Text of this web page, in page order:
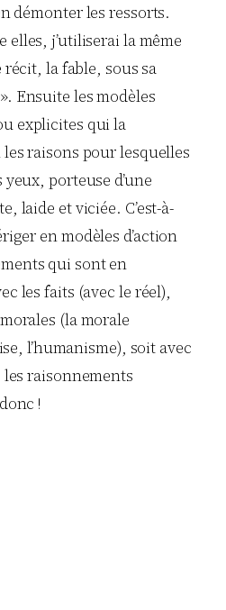
démonter les ressorts.
elles, j’utiliserai la même
récit, la fable, sous sa
Ensuite les modèles
explicites qui la
raisons pour lesquelles
porteuse d’une
laide et viciée. C’est-à-
en modèles d’action
qui sont en
les faits (avec le réel),
(la morale
l’humanisme), soit avec
raisonnements
!